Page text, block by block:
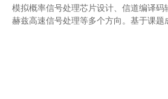
模拟概率信号处理芯片设计、信道编译码
赫兹高速信号处理等多个方向。基于课